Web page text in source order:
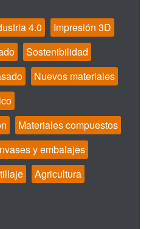
4.0
Impresión 3D
Sostenibilidad
Nuevos materiales
Materiales compuestos
y embalajes
Agricultura